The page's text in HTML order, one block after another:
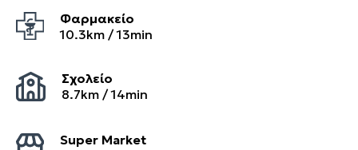
Φαρμακείο
10.3km /13min
Σχολείο
8.7km /14min
Super Market